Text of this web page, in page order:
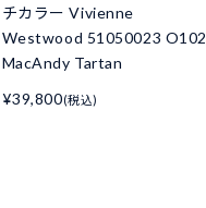
チカラー Vivienne
Westwood 51050023 O102
MacAndy Tartan
¥39,800(税込)